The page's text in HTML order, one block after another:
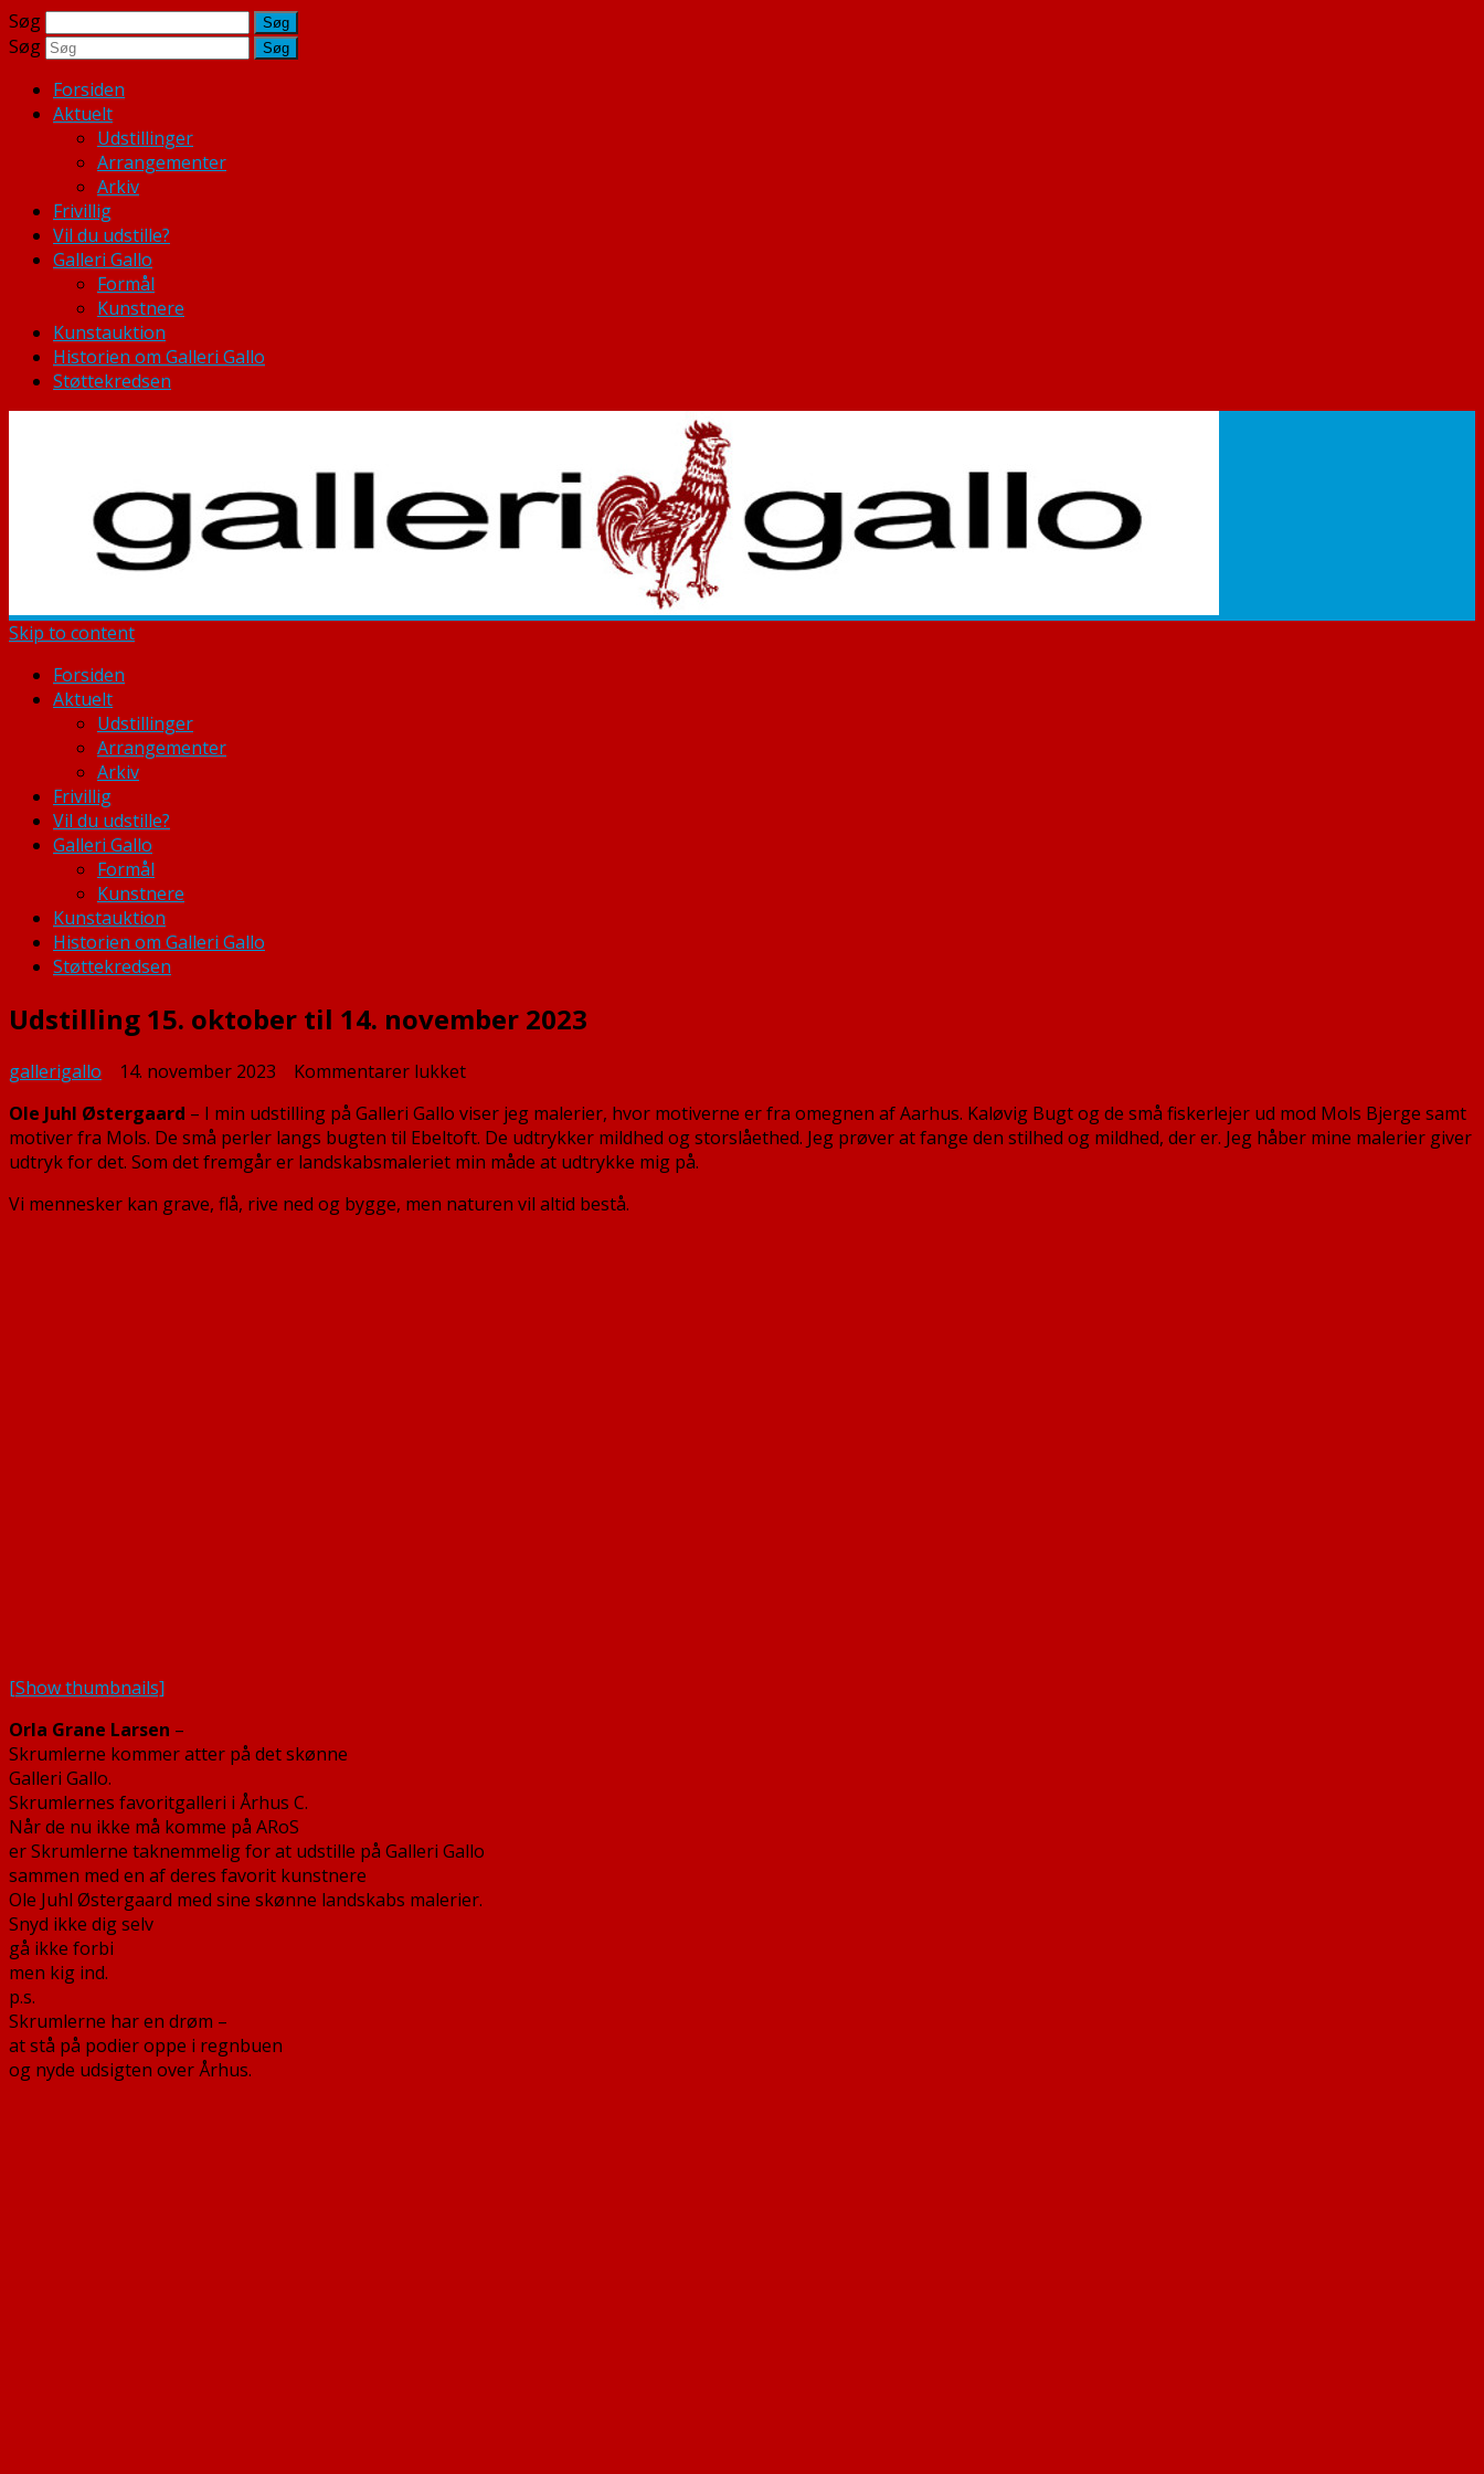
Søg
Søg
Forsiden
Aktuelt
Udstillinger
Arrangementer
Arkiv
Frivillig
Vil du udstille?
Galleri Gallo
Formål
Kunstnere
Kunstauktion
Historien om Galleri Gallo
Støttekredsen
Skip to content
Forsiden
Aktuelt
Udstillinger
Arrangementer
Arkiv
Frivillig
Vil du udstille?
Galleri Gallo
Formål
Kunstnere
Kunstauktion
Historien om Galleri Gallo
Støttekredsen
Udstilling 15. oktober til 14. november 2023
gallerigallo 14. november 2023 Kommentarer lukkettil
15.
oktober
til
november
Ole Juhl Østergaard – I min udstilling på Galleri Gallo viser jeg malerier, hvor motiverne er fra omegnen af Aarhus. Kaløvig Bugt og de små fiskerlejer ud mod Mols Bjerge samt
motiver fra Mols. De små perler langs bugten til Ebeltoft. De udtrykker mildhed og storslåethed. Jeg prøver at fange den stilhed og mildhed, der er. Jeg håber mine malerier giver
udtryk for det. Som det fremgår er landskabsmaleriet min måde at udtrykke mig på.
Vi mennesker kan grave, flå, rive ned og bygge, men naturen vil altid bestå.
[Show thumbnails]
Orla Grane Larsen –
Skrumlerne kommer atter på det skønne
Galleri Gallo.
Skrumlernes favoritgalleri i Århus C.
Når de nu ikke må komme på ARoS
er Skrumlerne taknemmelig for at udstille på Galleri Gallo
sammen med en af deres favorit kunstnere
Ole Juhl Østergaard med sine skønne landskabs malerier.
Snyd ikke dig selv
gå ikke forbi
men kig ind.
p.s.
Skrumlerne har en drøm –
at stå på podier oppe i regnbuen
og nyde udsigten over Århus.